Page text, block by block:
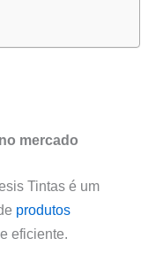
mercado
Tintas é um
produtos
eficiente.